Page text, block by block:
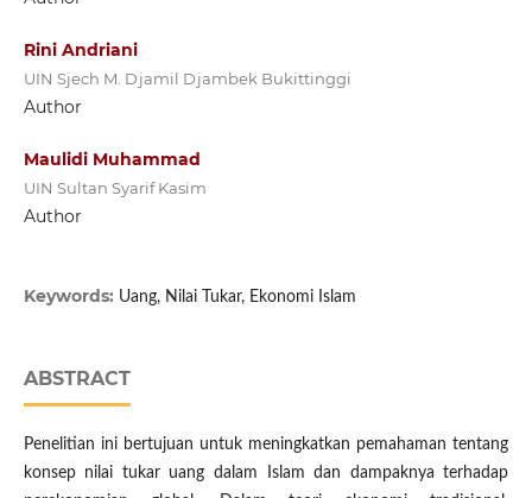
Rini Andriani
UIN Sjech M. Djamil Djambek Bukittinggi
Author
Maulidi Muhammad
UIN Sultan Syarif Kasim
Author
Keywords: Uang, Nilai Tukar, Ekonomi Islam
ABSTRACT
Penelitian ini bertujuan untuk meningkatkan pemahaman tentang
konsep nilai tukar uang dalam Islam dan dampaknya terhadap